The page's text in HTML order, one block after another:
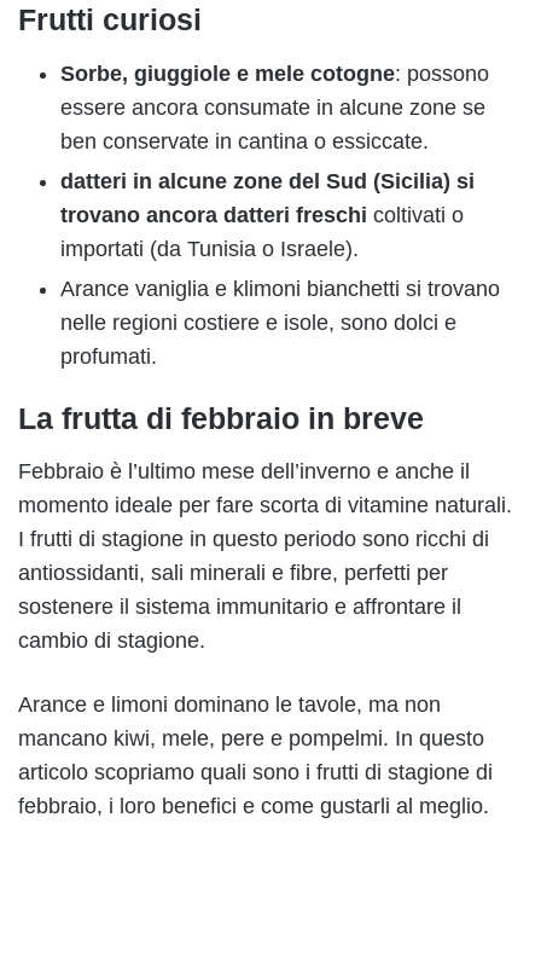
Frutti curiosi
Sorbe, giuggiole e mele cotogne: possono
essere ancora consumate in alcune zone se
ben conservate in cantina o essiccate.
datteri in alcune zone del Sud (Sicilia) si
trovano ancora datteri freschi coltivati o
importati (da Tunisia o Israele).
Arance vaniglia e klimoni bianchetti si trovano
nelle regioni costiere e isole, sono dolci e
profumati.
La frutta di febbraio in breve
Febbraio è l’ultimo mese dell’inverno e anche il
momento ideale per fare scorta di vitamine naturali.
I frutti di stagione in questo periodo sono ricchi di
antiossidanti, sali minerali e fibre, perfetti per
sostenere il sistema immunitario e affrontare il
cambio di stagione.
Arance e limoni dominano le tavole, ma non
mancano kiwi, mele, pere e pompelmi. In questo
articolo scopriamo quali sono i frutti di stagione di
febbraio, i loro benefici e come gustarli al meglio.